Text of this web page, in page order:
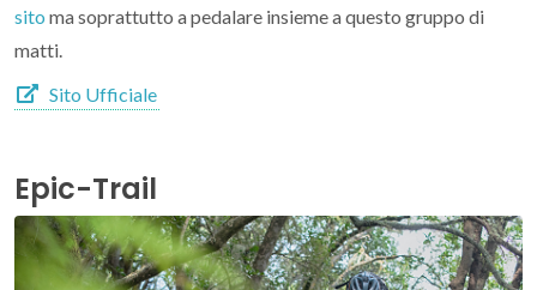
sito ma soprattutto a pedalare insieme a questo gruppo di
matti.
Sito Ufficiale
Epic-Trail